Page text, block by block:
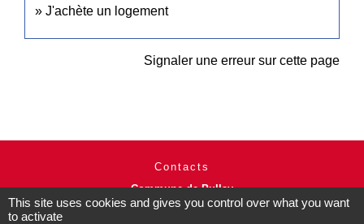
J'achète un logement
Signaler une erreur sur cette page
Contacts
Commune de Pullay
2 rue des Rossignols
This site uses cookies and gives you control over what you want
to activate